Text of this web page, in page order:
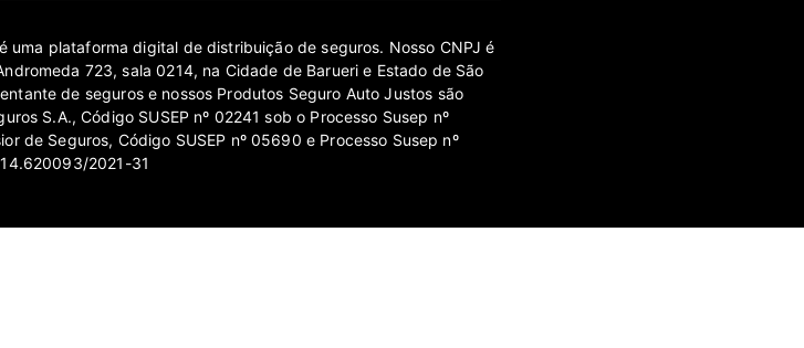
uma plataforma digital de distribuição de seguros. Nosso CNPJ é
723, sala 0214, na Cidade de Barueri e Estado de São
de seguros e nossos Produtos Seguro Auto Justos são
S.A., Código SUSEP nº 02241 sob o Processo Susep nº
de Seguros, Código SUSEP nº 05690 e Processo Susep nº
2021-31